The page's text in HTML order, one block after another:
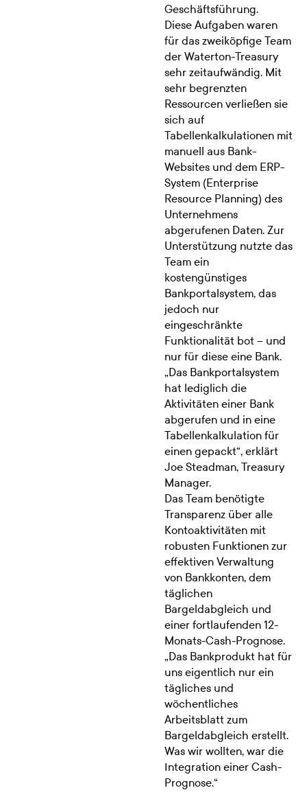
Geschäftsführung.
Diese Aufgaben waren
für das zweiköpfige Team
der Waterton-Treasury
sehr zeitaufwändig. Mit
sehr begrenzten
Ressourcen verließen sie
sich auf
Tabellenkalkulationen mit
manuell aus Bank-
Websites und dem ERP-
System (Enterprise
Resource Planning) des
Unternehmens
abgerufenen Daten. Zur
Unterstützung nutzte das
Team ein
kostengünstiges
Bankportalsystem, das
jedoch nur
eingeschränkte
Funktionalität bot – und
nur für diese eine Bank.
„Das Bankportalsystem
hat lediglich die
Aktivitäten einer Bank
abgerufen und in eine
Tabellenkalkulation für
einen gepackt“, erklärt
Joe Steadman, Treasury
Manager.
Das Team benötigte
Transparenz über alle
Kontoaktivitäten mit
robusten Funktionen zur
effektiven Verwaltung
von Bankkonten, dem
täglichen
Bargeldabgleich und
einer fortlaufenden 12-
Monats-Cash-Prognose.
„Das Bankprodukt hat für
uns eigentlich nur ein
tägliches und
wöchentliches
Arbeitsblatt zum
Bargeldabgleich erstellt.
Was wir wollten, war die
Integration einer Cash-
Prognose.“